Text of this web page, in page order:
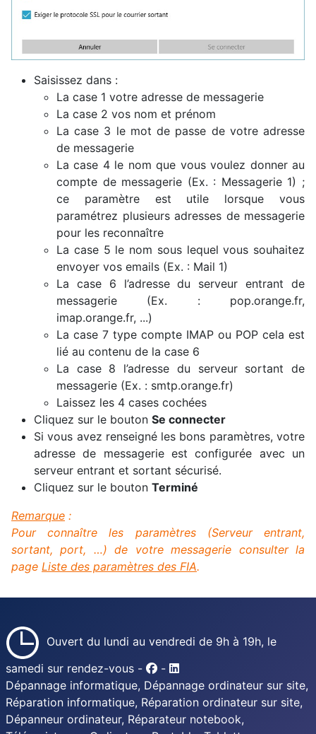
Saisissez dans :
La case 1 votre adresse de messagerie
La case 2 vos nom et prénom
La case 3 le mot de passe de votre adresse
de messagerie
La case 4 le nom que vous voulez donner au
compte de messagerie (Ex. : Messagerie 1) ;
ce paramètre est utile lorsque vous
paramétrez plusieurs adresses de messagerie
pour les reconnaître
La case 5 le nom sous lequel vous souhaitez
envoyer vos emails (Ex. : Mail 1)
La case 6 l’adresse du serveur entrant de
messagerie (Ex. : pop.orange.fr,
imap.orange.fr, ...)
La case 7 type compte IMAP ou POP cela est
lié au contenu de la case 6
La case 8 l’adresse du serveur sortant de
messagerie (Ex. : smtp.orange.fr)
Laissez les 4 cases cochées
Cliquez sur le bouton Se connecter
Si vous avez renseigné les bons paramètres, votre
adresse de messagerie est configurée avec un
serveur entrant et sortant sécurisé.
Cliquez sur le bouton Terminé
Remarque :
Pour connaître les paramètres (Serveur entrant,
sortant, port, …) de votre messagerie consulter la
page Liste des paramètres des FIA.
Ouvert du lundi au vendredi de 9h à 19h, le
samedi sur rendez-vous -
-
Dépannage informatique, Dépannage ordinateur sur site,
Réparation informatique, Réparation ordinateur sur site,
Dépanneur ordinateur, Réparateur notebook,